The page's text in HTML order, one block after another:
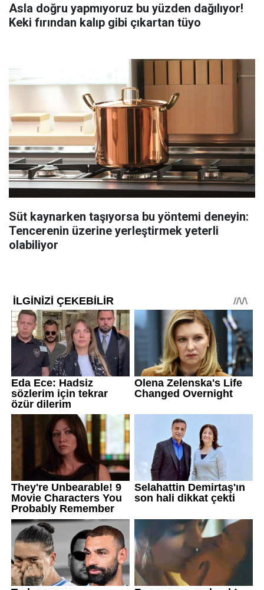
Asla doğru yapmıyoruz bu yüzden dağılıyor!
Keki fırından kalıp gibi çıkartan tüyo
Süt kaynarken taşıyorsa bu yöntemi deneyin:
Tencerenin üzerine yerleştirmek yeterli
olabiliyor